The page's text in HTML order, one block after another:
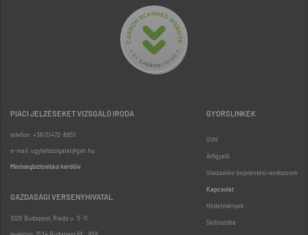
PIACI JELZÉSEKET VIZSGÁLÓ IRODA
telefon: +36 (1) 472-8851
e-mail: ugyfelszolgalat@gvh.hu
Minőségbiztosítási kérdőív
GAZDASÁGI VERSENYHIVATAL
1026 Budapest, Riadó u. 5-11.
GYORSLINKEK
GVH
Árfigyelő
Visszaélés-bejelentési rendszerek
Kapcsolat
Hirdetmények
Sajtószoba